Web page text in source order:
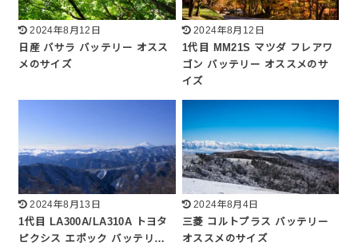
2024年8月12日
日産 バサラ バッテリー オスス
メのサイズ
2024年8月12日
1代目 MM21S マツダ フレアワ
ゴン バッテリー オススメのサ
イズ
2024年8月13日
1代目 LA300A/LA310A トヨタ
ピクシス エポック バッテリ…
2024年8月4日
三菱 コルトプラス バッテリー
オススメのサイズ